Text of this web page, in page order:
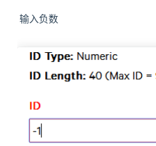
输入负数